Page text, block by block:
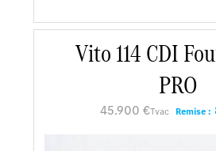
En savoir plus
Vito 114 CDI
PRO
45.900 €Tvac Remise :